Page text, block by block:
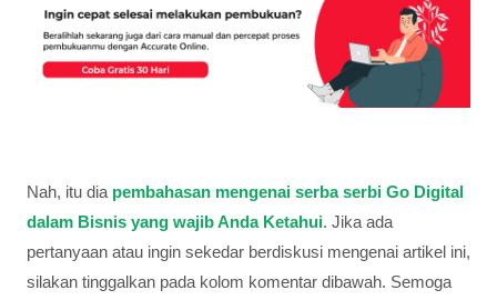
Nah, itu dia pembahasan mengenai serba serbi Go Digital
dalam Bisnis yang wajib Anda Ketahui. Jika ada
pertanyaan atau ingin sekedar berdiskusi mengenai artikel ini,
silakan tinggalkan pada kolom komentar dibawah. Semoga